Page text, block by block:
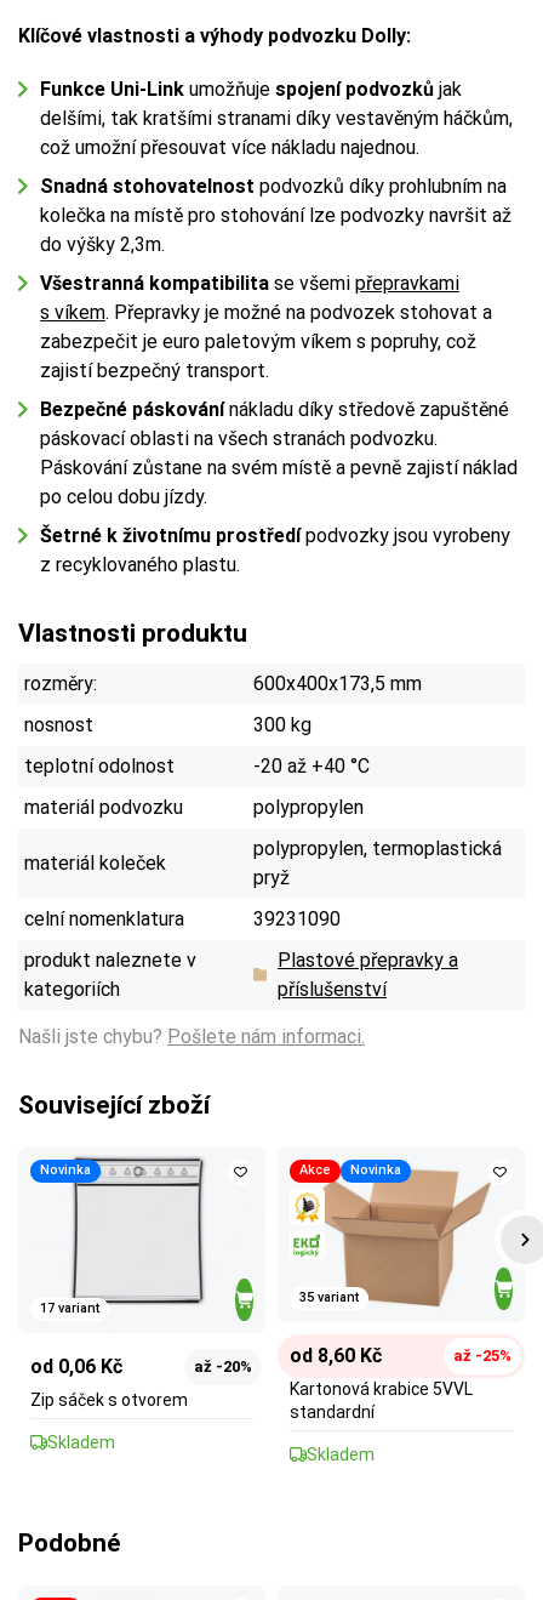
Klíčové vlastnosti a výhody podvozku Dolly:
Funkce Uni-Link umožňuje spojení podvozků jak
delšími, tak kratšími stranami díky vestavěným háčkům,
což umožní přesouvat více nákladu najednou.
Snadná stohovatelnost podvozků díky prohlubním na
kolečka na místě pro stohování lze podvozky navršit až
do výšky 2,3m.
Všestranná kompatibilita se všemi přepravkami
s víkem. Přepravky je možné na podvozek stohovat a
zabezpečit je euro paletovým víkem s popruhy, což
zajistí bezpečný transport.
Bezpečné páskovánínákladu díky středově zapuštěné
páskovací oblasti na všech stranách podvozku.
Páskování zůstane na svém místě a pevně zajistí náklad
po celou dobu jízdy.
Šetrné k životnímu prostředípodvozky jsou vyrobeny
z recyklovaného plastu.
Vlastnosti produktu
rozměry:
600x400x173,5 mm
nosnost
300 kg
teplotní odolnost
-20 až +40 °C
materiál podvozku
polypropylen
materiál koleček
polypropylen, termoplastická
pryž
celní nomenklatura
39231090
produkt naleznete v
kategoriích
Plastové přepravky a
příslušenství
Našli jste chybu? Pošlete nám informaci.
Související zboží
Novinka
17 variant
od 0,06 Kč až -20%
Zip sáček s otvorem
Skladem
Akce Novinka
35 variant
od 8,60 Kč až -25%
Kartonová krabice 5VVL
standardní
Skladem
Podobné